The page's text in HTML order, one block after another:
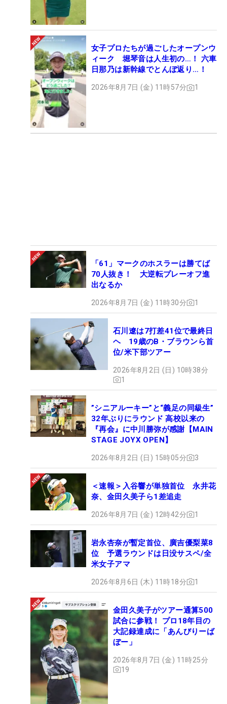
女子プロたちが過ごしたオープンウ
ィーク 堀琴音は人生初の…！ 六車
日那乃は新幹線でとんぼ返り…！
2026年8月7日 (金) 11時57分 1
「61」マークのホスラーは勝てば
70人抜き！ 大逆転プレーオフ進
出なるか
2026年8月7日 (金) 11時30分 1
石川遼は7打差41位で最終日
ヘ 19歳のB・ブラウンら首
位/米下部ツアー
2026年8月2日 (日) 10時38分
1
”シニアルーキー”と“義足の同級生”
32年ぶりにラウンド 高校以来の
『再会』に中川勝弥が感謝【MAIN
STAGE JOYX OPEN】
2026年8月2日 (日) 15時05分 3
＜速報＞入谷響が単独首位 永井花
奈、金田久美子ら1差追走
2026年8月7日 (金) 12時42分 1
岩永杏奈が暫定首位、廣吉優梨菜8
位 予選ラウンドは日没サスペ/全
米女子アマ
2026年8月6日 (木) 11時18分 1
金田久美子がツアー通算500
試合に参戦！ プロ18年目の
大記録達成に「あんびりーば
ぼー」
2026年8月7日 (金) 11時25分
19